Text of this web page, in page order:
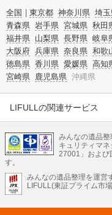
全国 東京都 神奈川県 埼
青森県 岩手県 宮城県 秋田
福井県 山梨県 長野県 岐阜
大阪府 兵庫県 奈良県 和歌
徳島県 香川県 愛媛県 高知
宮崎県 鹿児島県 沖縄県
LIFULLの関連サービス
不動産・住宅
引越し 老人
不動産クラウドファンディ
LIFULL HOME'Sのサービス
不動産・住宅
不動産査定 マンション専
みんなの遺品
キュリティマ
27001」および
す。
みんなの遺品整理を運営
LIFULL(東証プライム市